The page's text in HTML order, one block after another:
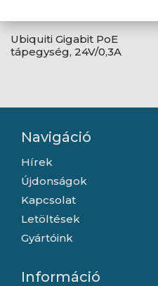
Ubiquiti Gigabit PoE
tápegység, 24V/0,3A
Navigáció
Hírek
Újdonságok
Kapcsolat
Letöltések
Gyártóink
Információ